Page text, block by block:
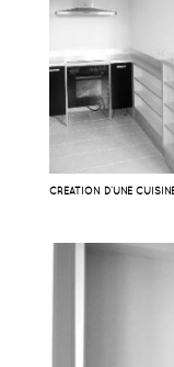
CRÉATION D’UNE